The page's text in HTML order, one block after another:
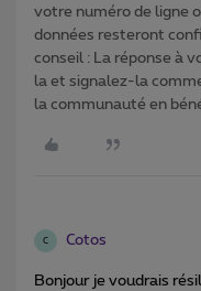
votre numéro de ligne
données resteront
conseil : La réponse à
la et signalez-la comme
la communauté en
C Cotos
Bonjour je voudrais